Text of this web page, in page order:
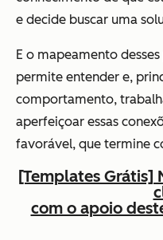
e decide buscar uma
E o mapeamento
permite entender e,
comportamento,
aperfeiçoar essas
favorável, que termine
[Templates Grátis]
com o apoio